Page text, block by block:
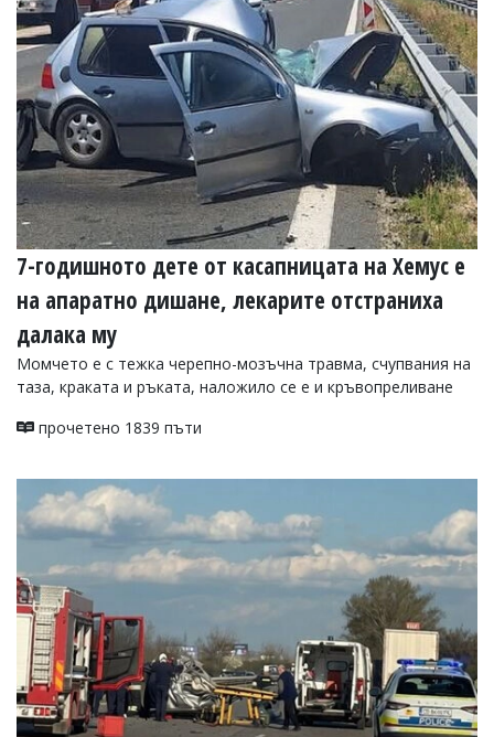
УКРАЙНА
СПОРТ
РАЗСЛЕДВАНЕ
БИЗНЕС
ЮГ
Управители:
Веселин
Василев,
email:
v.vasilev@flagman.bg
Катя
еmail:k.kassabova@flagman.bg
редактор:
Иван
Колев,
office@flagman.bg
Коментарите
под
се
въвеждат
от
читателите
редакцията
не
носи
7-годишното дете от касапницата на Хемус е
на апаратно дишане, лекарите отстраниха
далака му
Момчето е с тежка черепно-мозъчна травма, счупвания на
таза, краката и ръката, наложило се е и кръвопреливане
прочетено 1839 пъти